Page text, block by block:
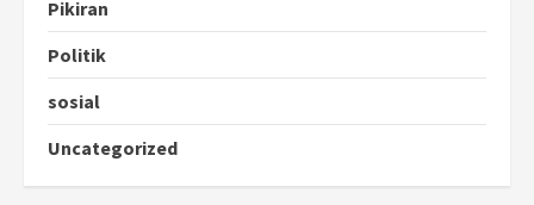
Pikiran
Politik
sosial
Uncategorized